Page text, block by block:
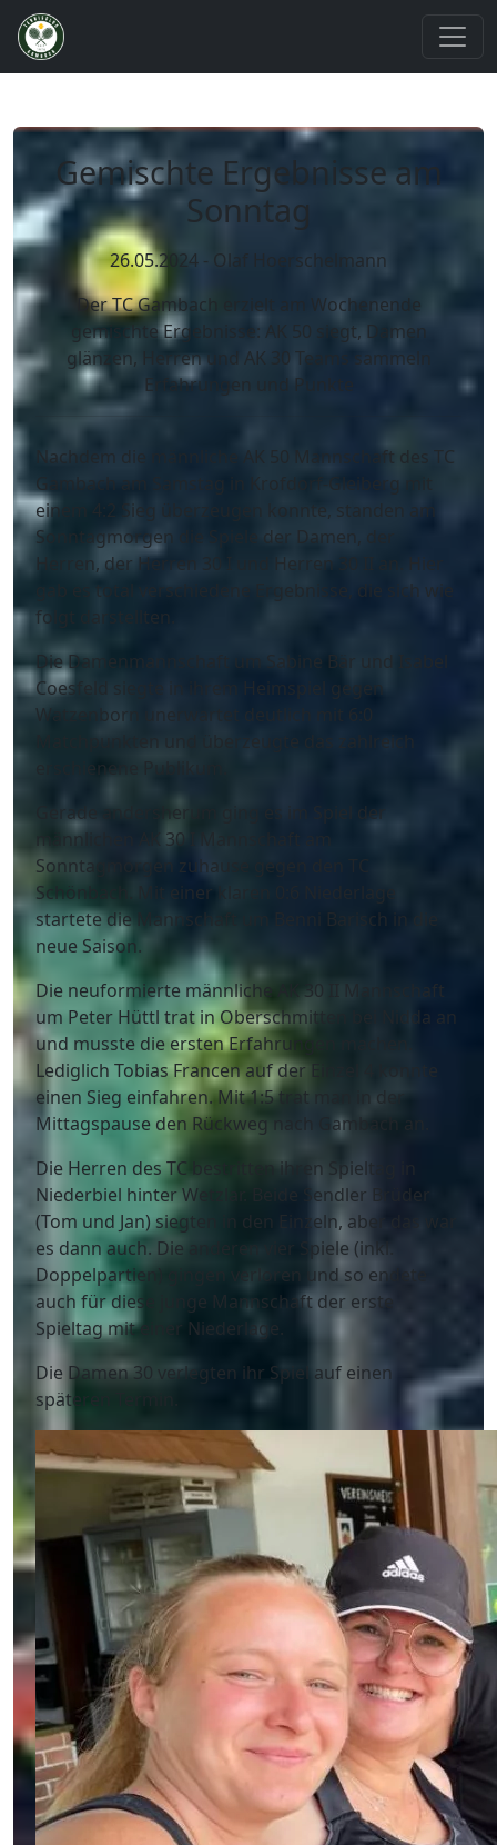
Gemischte Ergebnisse am
Sonntag
26.05.2024 - Olaf Hoerschelmann
Der TC Gambach erzielt am Wochenende
gemischte Ergebnisse: AK 50 siegt, Damen
glänzen, Herren und AK 30 Teams sammeln
Erfahrungen und Punkte
Nachdem die männliche AK 50 Mannschaft des TC
Gambach am Samstag in Krofdorf-Gleiberg mit
einem 4:2 Sieg überzeugen konnte, standen am
Sonntagmorgen die Spiele der Damen, der
Herren, der Herren 30 I und Herren 30 II an. Hier
gab es total verschiedene Ergebnisse, die sich wie
folgt darstellten.
Die Damenmannschaft um Sabine Bär und Isabel
Coesfeld siegte in ihrem Heimspiel gegen
Watzenborn unerwartet deutlich mit 6:0
erschienene Publikum.
Gerade andersherum ging es im Spiel der
männlichen AK 30 I Mannschaft am
Sonntagmorgen zuhause gegen den TC
Schönbach. Mit einer klaren 0:6 Niederlage
startete die Mannschaft um Benni Barisch in die
neue Saison.
Die neuformierte männliche AK 30 II Mannschaft
um Peter Hüttl trat in Oberschmitten bei Nidda an
und musste die ersten Erfahrungen machen.
Lediglich Tobias Francen auf der Einzel 4 konnte
einen Sieg einfahren. Mit 1:5 trat man in der
Mittagspause den Rückweg nach Gambach an.
Die Herren des TC bestritten ihren Spieltag in
Niederbiel hinter Wetzlar. Beide Sendler Brüder
(Tom und Jan) siegten in den Einzeln, aber das war
es dann auch. Die anderen vier Spiele (inkl.
Doppelpartien) gingen verloren und so endete
auch für diese junge Mannschaft der erste
Spieltag mit einer Niederlage.
Die Damen 30 verlegten ihr Spiel auf einen
späteren Termin.